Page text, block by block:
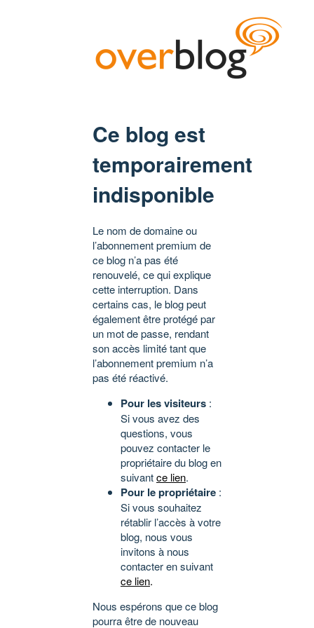
Ce blog est
temporairement
indisponible
Le nom de domaine ou
l’abonnement premium de
ce blog n’a pas été
renouvelé, ce qui explique
cette interruption. Dans
certains cas, le blog peut
également être protégé par
un mot de passe, rendant
son accès limité tant que
l’abonnement premium n’a
pas été réactivé.
Pour les visiteurs :
Si vous avez des
questions, vous
pouvez contacter le
propriétaire du blog en
suivantce lien.
Pour le propriétaire :
Si vous souhaitez
rétablir l’accès à votre
blog, nous vous
invitons à nous
contacter en suivant
ce lien.
Nous espérons que ce blog
pourra être de nouveau